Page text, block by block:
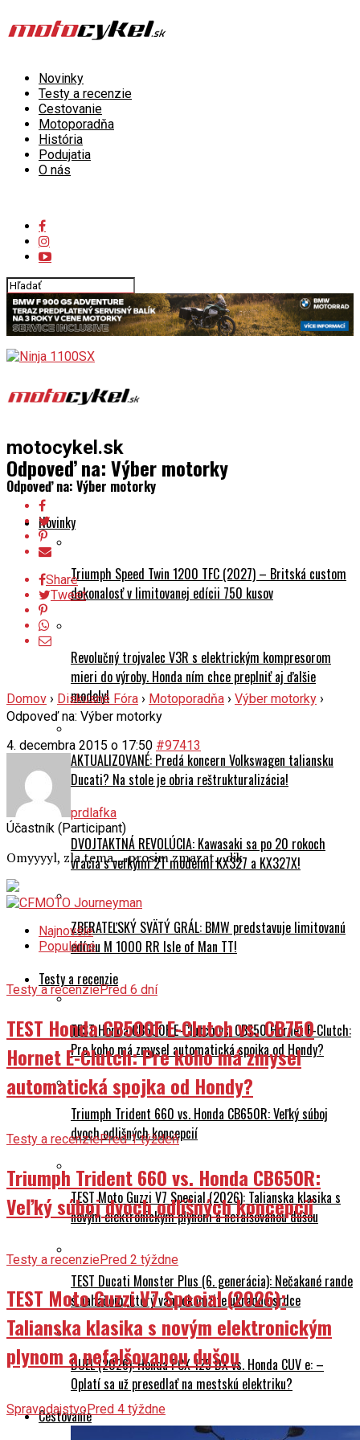
Novinky
Testy a recenzie
Cestovanie
Motoporadňa
História
Podujatia
O nás
motocykel.sk
Odpoveď na: Výber motorky
Novinky
Triumph Speed Twin 1200 TFC (2027) – Britská custom
dokonalosť v limitovanej edícii 750 kusov
Revolučný trojvalec V3R s elektrickým kompresorom
mieri do výroby. Honda ním chce preplniť aj ďalšie
modely!
AKTUALIZOVANÉ: Predá koncern Volkswagen taliansku
Ducati? Na stole je obria reštrukturalizácia!
DVOJTAKTNÁ REVOLÚCIA: Kawasaki sa po 20 rokoch
vracia s veľkými 2T modelmi KX327 a KX327X!
ZBERATEĽSKÝ SVÄTÝ GRÁL: BMW predstavuje limitovanú
edíciu M 1000 RR Isle of Man TT!
Testy a recenzie
TEST Honda CB500F E-Clutch vs. CB750 Hornet E-Clutch:
Pre koho má zmysel automatická spojka od Hondy?
Triumph Trident 660 vs. Honda CB650R: Veľký súboj
dvoch odlišných koncepcií
TEST Moto Guzzi V7 Special (2026): Talianska klasika s
novým elektronickým plynom a nefalšovanou dušou
TEST Ducati Monster Plus (6. generácia): Nečakané rande
s naháčom, ktorý vám okamžite ukradne srdce
DUEL (2026): Honda PCX 125 DX vs. Honda CUV e: –
Oplatí sa už presedlať na mestskú elektriku?
Cestovanie
Odpoveď na: Výber motorky
Share
Tweet
Domov › Diskusné Fóra › Motoporadňa › Výber motorky ›
Odpoveď na: Výber motorky
4. decembra 2015 o 17:50 #97413
prdlafka
Účastník (Participant)
Omyyyyl, zla tema….prosim zmazat…dik
Najnovšie
Populárne
Testy a recenziePred 6 dní
TEST Honda CB500F E-Clutch vs. CB750
Hornet E-Clutch: Pre koho má zmysel
automatická spojka od Hondy?
Testy a recenziePred 1 týždeň
Triumph Trident 660 vs. Honda CB650R:
Veľký súboj dvoch odlišných koncepcií
Testy a recenziePred 2 týždne
TEST Moto Guzzi V7 Special (2026):
Talianska klasika s novým elektronickým
plynom a nefalšovanou dušou
SpravodajstvoPred 4 týždne